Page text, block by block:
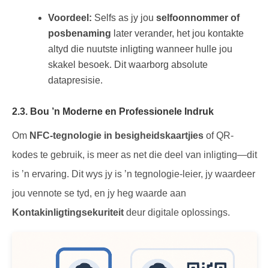
Voordeel: Selfs as jy jou selfoonnommer of
posbenaming later verander, het jou kontakte
altyd die nuutste inligting wanneer hulle jou
skakel besoek. Dit waarborg absolute
datapresisie.
2.3. Bou ’n Moderne en Professionele Indruk
Om NFC-tegnologie in besigheidskaartjies of QR-
kodes te gebruik, is meer as net die deel van inligting—dit
is ’n ervaring. Dit wys jy is ’n tegnologie-leier, jy waardeer
jou vennote se tyd, en jy heg waarde aan
Kontakinligtingsekuriteit deur digitale oplossings.